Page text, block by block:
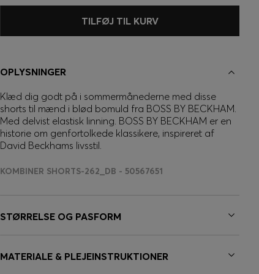
TILFØJ TIL KURV
OPLYSNINGER
Klæd dig godt på i sommermånederne med disse
shorts til mænd i blød bomuld fra BOSS BY BECKHAM.
Med delvist elastisk linning. BOSS BY BECKHAM er en
historie om genfortolkede klassikere, inspireret af
David Beckhams livsstil.
KOMBINER SHORTS-262_DB - 50567651
STØRRELSE OG PASFORM
MATERIALE & PLEJEINSTRUKTIONER